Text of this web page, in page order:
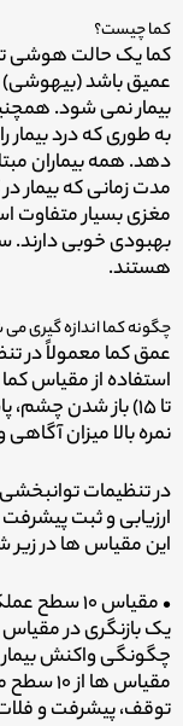
کما چیست؟
کما یک حالت هوشی
عمیق باشد
بیمار نمی شود.
به طوری که درد
دهد. همه بیماران
مدت زمانی که بیمار
مغزی بسیار متفاوت
بهبودی خوبی دارند.
هستند.
چگونه کما اندازه گیری
عمق کما معمولاً در
تا ۱۵) باز شدن
نمره بالا میزان
در تنظیمات
ارزیابی و ثبت
این مقیاس ها در
چگونگی واکنش
مقیاس
توقف، پیشرفت و